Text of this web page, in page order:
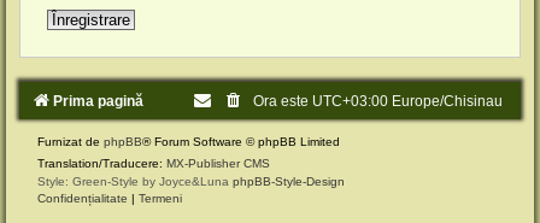
Înregistrare
Prima pagină Ora este UTC+03:00 Europe/Chisinau
Furnizat de phpBB® Forum Software © phpBB Limited
Translation/Traducere: MX-Publisher CMS
Style: Green-Style by Joyce&Luna phpBB-Style-Design
Confidențialitate | Termeni